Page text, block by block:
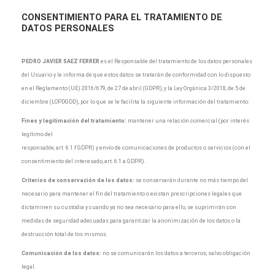
CONSENTIMIENTO PARA EL TRATAMIENTO DE
DATOS PERSONALES
PEDRO JAVIER SAEZ FERRER es el Responsable del tratamiento de los datos personales
del Usuario y le informa de que estos datos se tratarán de conformidad con lo dispuesto
en el Reglamento (UE) 2016/679, de 27 de abril (GDPR), y la Ley Orgánica 3/2018, de 5 de
diciembre (LOPDGDD), por lo que se le facilita la siguiente información del tratamiento:
Fines y legitimación del tratamiento: mantener una relación comercial (por interés
legítimo del
responsable, art. 6.1.f GDPR) y envío de comunicaciones de productos o servicios (con el
consentimiento del interesado, art. 6.1.a GDPR).
Criterios de conservación de los datos: se conservarán durante no más tiempo del
necesario para mantener el fin del tratamiento o existan prescripciones legales que
dictaminen su custodia y cuando ya no sea necesario para ello, se suprimirán con
medidas de seguridad adecuadas para garantizar la anonimización de los datos o la
destrucción total de los mismos.
Comunicación de los datos: no se comunicarán los datos a terceros, salvo obligación
legal.